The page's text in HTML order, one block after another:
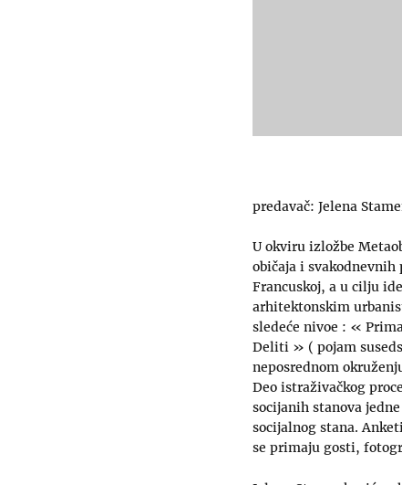
predavač: Jelena
U okviru izložbe
običaja i
Francuskoj, a u cilju
arhitektonskim
sledeće nivoe : «
Deliti » ( pojam
neposrednom
Deo istraživačkog
socijanih stanova
socijalnog stana.
se primaju gosti,